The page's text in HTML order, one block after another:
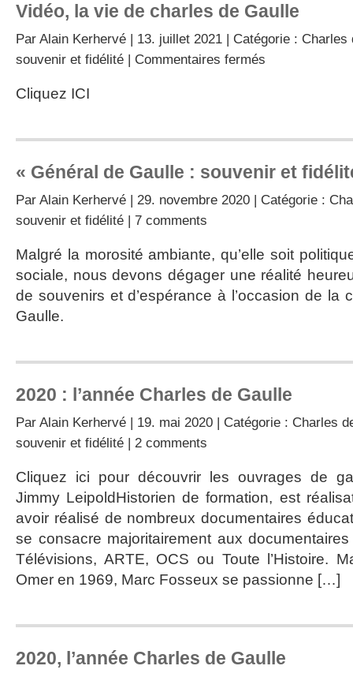
Vidéo, la vie de charles de Gaulle
Par Alain Kerhervé | 13. juillet 2021 | Catégorie : Charles
souvenir et fidélité | Commentaires fermés
de
Cliquez ICI
« Général de Gaulle : souvenir et
Par Alain Kerhervé | 29. novembre 2020 | Catégorie :
souvenir et fidélité | 7 comments
Malgré la morosité ambiante, qu’elle soit
sociale, nous devons dégager une réalité
de souvenirs et d’espérance à l’occasion de la
Gaulle.
2020 : l’année Charles de Gaulle
Par Alain Kerhervé | 19. mai 2020 | Catégorie : Charles
souvenir et fidélité | 2 comments
Cliquez ici pour découvrir les ouvrages de
Jimmy LeipoldHistorien de formation, est
avoir réalisé de nombreux documentaires
se consacre majoritairement aux
Télévisions, ARTE, OCS ou Toute l’Histoire.
Omer en 1969, Marc Fosseux se passionne […]
2020, l’année Charles de Gaulle